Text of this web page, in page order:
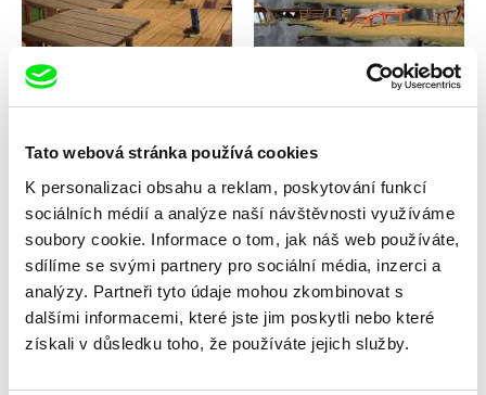
Tato webová stránka používá cookies
K personalizaci obsahu a reklam, poskytování funkcí
sociálních médií a analýze naší návštěvnosti využíváme
soubory cookie. Informace o tom, jak náš web používáte,
sdílíme se svými partnery pro sociální média, inzerci a
analýzy. Partneři tyto údaje mohou zkombinovat s
dalšími informacemi, které jste jim poskytli nebo které
získali v důsledku toho, že používáte jejich služby.
Kolja Saksida
Koyaa: Kluzké mýdlo
Koyaa: Divoké lehátko
Franka Sachse
Anni Oja